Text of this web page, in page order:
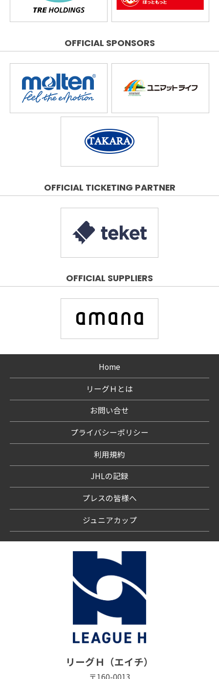
OFFICIAL SPONSORS
OFFICIAL TICKETING PARTNER
OFFICIAL SUPPLIERS
Home
リーグＨとは
お問い合せ
プライバシーポリシー
利用規約
JHLの記録
プレスの皆様へ
ジュニアカップ
リーグＨ（エイチ）
〒160-0013